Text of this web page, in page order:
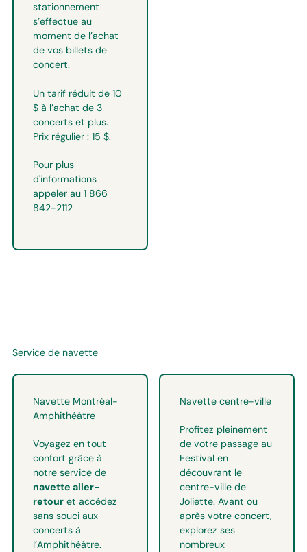
stationnement
s’effectue au
moment de l’achat
de vos billets de
concert.
Un tarif réduit de 10
$ à l’achat de 3
concerts et plus.
Prix régulier : 15 $.
Pour plus
d'informations
appeler au 1 866
842-2112
Service de navette
Navette Montréal-
Amphithéâtre
Voyagez en tout
confort grâce à
notre service de
navette aller-
retouret accédez
sans souci aux
concerts à
l’Amphithéâtre.
Navette centre-ville
Profitez pleinement
de votre passage au
Festival en
découvrant le
centre-ville de
Joliette. Avant ou
après votre concert,
explorez ses
nombreux